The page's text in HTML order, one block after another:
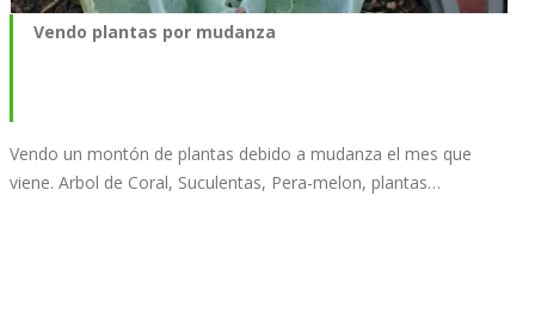
Vendo plantas por mudanza
Vendo un montón de plantas debido a mudanza el mes que
viene. Arbol de Coral, Suculentas, Pera-melon, plantas…